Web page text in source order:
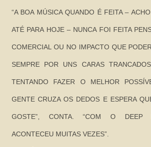
“A BOA MÚSICA QUANDO É FEITA –
ATÉ PARA HOJE – NUNCA FOI FEITA
COMERCIAL OU NO IMPACTO QUE
SEMPRE POR UNS CARAS
TENTANDO FAZER O MELHOR
GENTE CRUZA OS DEDOS E ESPERA
GOSTE”, CONTA. “COM O DEEP
ACONTECEU MUITAS VEZES”.